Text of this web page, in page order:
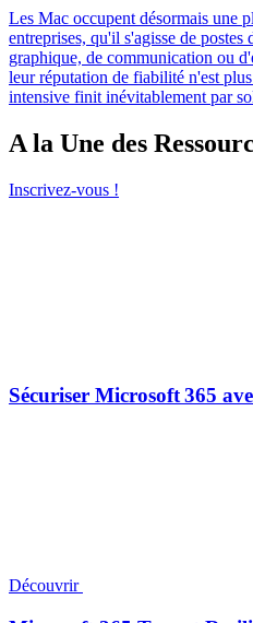
Les Mac occupent désormais une
entreprises, qu'il s'agisse de
graphique, de communication ou
leur réputation de fiabilité n'est
intensive finit inévitablement par
A la Une des
Inscrivez-vous !
Sécuriser Microsoft 365
Découvrir